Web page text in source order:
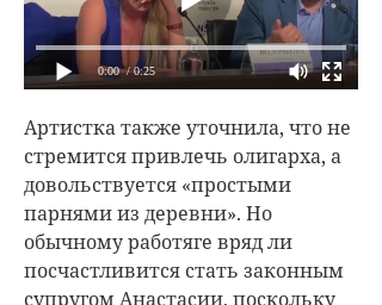
0:00 / 0:25
Артистка также уточнила, что не
стремится привлечь олигарха, а
довольствуется «простыми
парнями из деревни». Но
обычному работяге вряд ли
посчастливится стать законным
супругом Анастасии, поскольку